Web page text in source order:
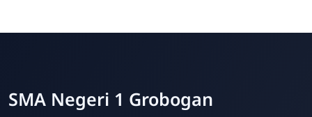
SMA Negeri 1 Grobogan